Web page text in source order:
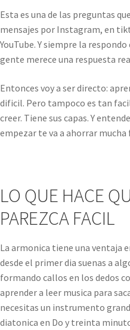
Esta es una de las preguntas
mensajes por Instagram, en
YouTube. Y siempre la
gente merece una respuesta
Entonces voy a ser directo:
dificil. Pero tampoco es tan
creer. Tiene sus capas. Y
empezar te va a ahorrar
LO QUE HACE
PAREZCA FACIL
La armonica tiene una ventaja
desde el primer dia suenas a
formando callos en los dedos
aprender a leer musica para
necesitas un instrumento
diatonica en Do y treinta